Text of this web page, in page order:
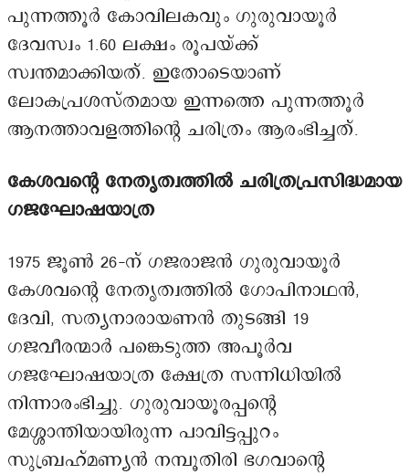
പുന്നത്തൂർ കോവിലകവും ഗുരുവായൂർ
ദേവസ്വം 1.60 ലക്ഷം രൂപയ്ക്ക്
സ്വന്തമാക്കിയത്. ഇതോടെയാണ്
ലോകപ്രശസ്തമായ ഇന്നത്തെ പുന്നത്തൂർ
ആനത്താവളത്തിന്റെ ചരിത്രം ആരംഭിച്ചത്.
കേശവന്റെ നേതൃത്വത്തിൽ ചരിത്രപ്രസിദ്ധമായ
ഗജഘോഷയാത്ര
1975 ജൂൺ 26-ന് ഗജരാജൻ ഗുരുവായൂർ
കേശവന്റെ നേതൃത്വത്തിൽ ഗോപിനാഥൻ,
ദേവി, സത്യനാരായണൻ തുടങ്ങി 19
ഗജവീരന്മാർ പങ്കെടുത്ത അപൂർവ
ഗജഘോഷയാത്ര ക്ഷേത്ര സന്നിധിയിൽ
നിന്നാരംഭിച്ചു. ഗുരുവായൂരപ്പന്റെ
മേശ്ശാന്തിയായിരുന്ന പാവിട്ടപ്പുറം
സുബ്രഹ്മണ്യൻ നമ്പൂതിരി ഭഗവാന്റെ